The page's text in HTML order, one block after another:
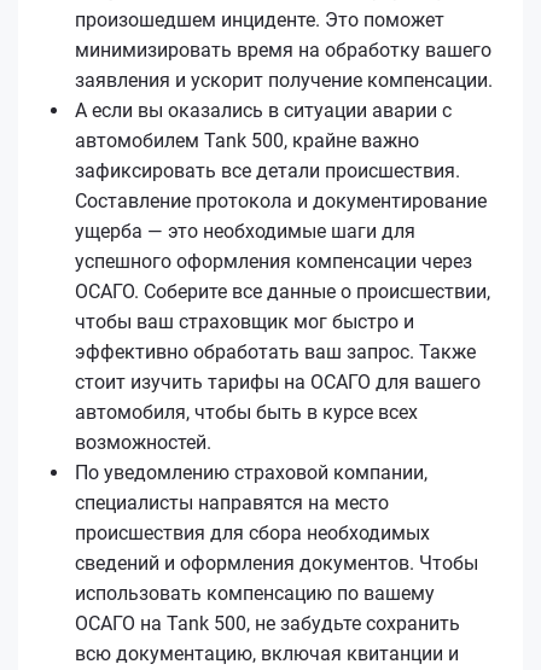
произошедшем инциденте. Это поможет
минимизировать время на обработку вашего
заявления и ускорит получение компенсации.
А если вы оказались в ситуации аварии с
автомобилем Tank 500, крайне важно
зафиксировать все детали происшествия.
Составление протокола и документирование
ущерба — это необходимые шаги для
успешного оформления компенсации через
ОСАГО. Соберите все данные о происшествии,
чтобы ваш страховщик мог быстро и
эффективно обработать ваш запрос. Также
стоит изучить тарифы на ОСАГО для вашего
автомобиля, чтобы быть в курсе всех
возможностей.
По уведомлению страховой компании,
специалисты направятся на место
происшествия для сбора необходимых
сведений и оформления документов. Чтобы
использовать компенсацию по вашему
ОСАГО на Tank 500, не забудьте сохранить
всю документацию, включая квитанции и